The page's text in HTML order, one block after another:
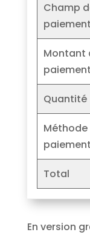
Champ
paiement
Montant
paiement
Quantité
Méthode
paiement
Total
En version